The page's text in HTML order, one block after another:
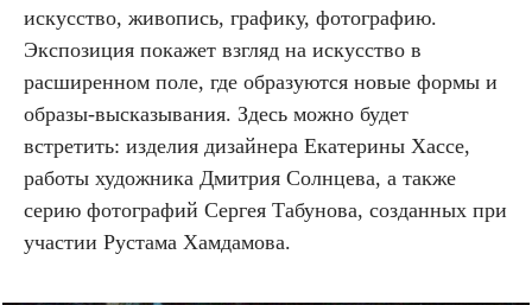
искусство, живопись, графику, фотографию.
Экспозиция покажет взгляд на искусство в
расширенном поле, где образуются новые формы и
образы-высказывания. Здесь можно будет
встретить: изделия дизайнера Екатерины Хассе,
работы художника Дмитрия Солнцева, а также
серию фотографий Сергея Табунова, созданных при
участии Рустама Хамдамова.